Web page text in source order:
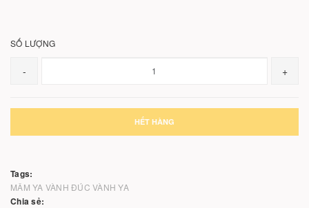
SỐ LƯỢNG
- +
HẾT HÀNG
Tags:
MÂM YA VÀNH ĐÚC VÀNH YA
Chia sẻ: